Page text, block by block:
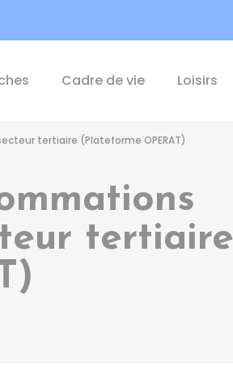
Cadre de vie Loisirs
tertiaire (Plateforme OPERAT)
tertiaire